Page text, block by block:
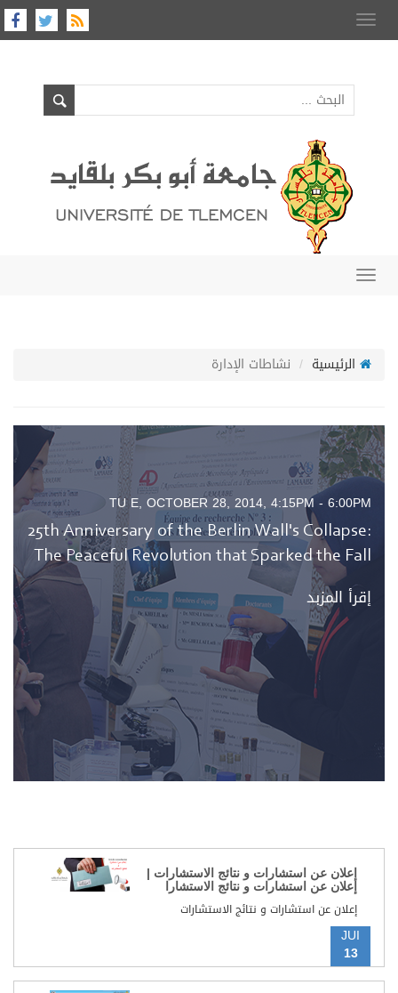
Toggle
navigation
Toggle
الرئيسية نشاطات الإدارة
TU E, OCTOBER 28, 2014, 4:15PM - 6:00PM
25th Anniversary of the Berlin Wall's Collapse:
The Peaceful Revolution that Sparked the Fall
إقرأ المزبد
إعلان عن استشارات و نتائج الاستشارات |
إعلان عن استشارات و نتائج الاستشارا
إعلان عن استشارات و نتائج الاستشارات
JUI
13